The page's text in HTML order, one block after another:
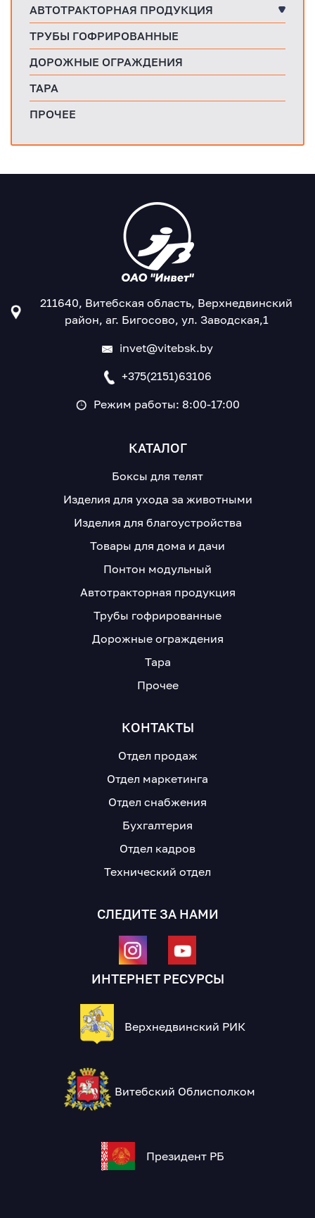
АВТОТРАКТОРНАЯ ПРОДУКЦИЯ
ТРУБЫ ГОФРИРОВАННЫЕ
ДОРОЖНЫЕ ОГРАЖДЕНИЯ
ТАРА
ПРОЧЕЕ
211640, Витебская область, Верхнедвинский
район, аг. Бигосово, ул. Заводская,1
invet@vitebsk.by
+375(2151)63106
Режим работы: 8:00-17:00
КАТАЛОГ
Боксы для телят
Изделия для ухода за животными
Изделия для благоустройства
Товары для дома и дачи
Понтон модульный
Автотракторная продукция
Трубы гофрированные
Дорожные ограждения
Тара
Прочее
КОНТАКТЫ
Отдел продаж
Отдел маркетинга
Отдел снабжения
Бухгалтерия
Отдел кадров
Технический отдел
СЛЕДИТЕ ЗА НАМИ
ИНТЕРНЕТ РЕСУРСЫ
Верхнедвинский РИК
Витебский Облисполком
Президент РБ